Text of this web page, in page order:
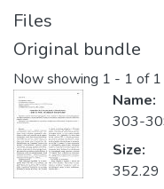
Files
Original bundle
Now showing 1 - 1 of 1
Name:
303-
Size:
352.29